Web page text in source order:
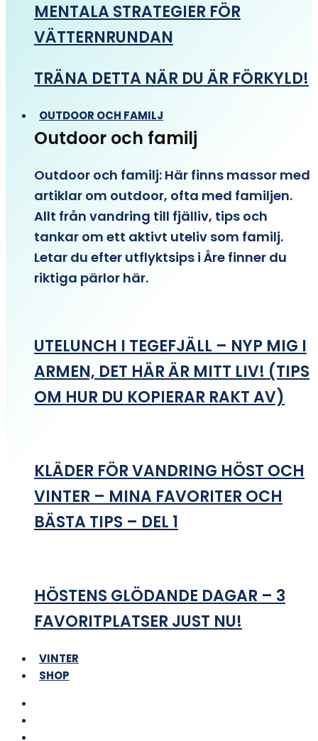
MENTALA STRATEGIER FÖR
VÄTTERNRUNDAN
TRÄNA DETTA NÄR DU ÄR FÖRKYLD!
OUTDOOR OCH FAMILJ
Outdoor och familj
Outdoor och familj: Här finns massor med
artiklar om outdoor, ofta med familjen.
Allt från vandring till fjälliv, tips och
tankar om ett aktivt uteliv som familj.
Letar du efter utflyktsips i Åre finner du
riktiga pärlor här.
UTELUNCH I TEGEFJÄLL – NYP MIG I
ARMEN, DET HÄR ÄR MITT LIV! (TIPS
OM HUR DU KOPIERAR RAKT AV)
KLÄDER FÖR VANDRING HÖST OCH
VINTER – MINA FAVORITER OCH
BÄSTA TIPS – DEL 1
HÖSTENS GLÖDANDE DAGAR – 3
FAVORITPLATSER JUST NU!
VINTER
SHOP